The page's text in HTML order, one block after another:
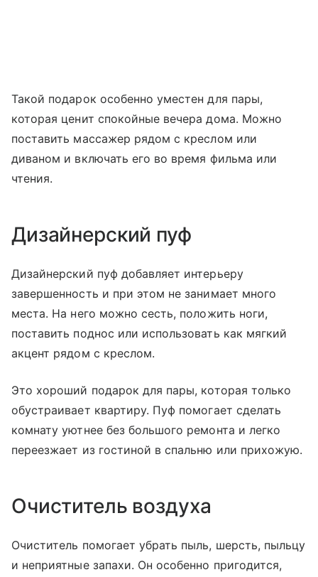
Такой подарок особенно уместен для пары,
которая ценит спокойные вечера дома. Можно
поставить массажер рядом с креслом или
диваном и включать его во время фильма или
чтения.
Дизайнерский пуф
Дизайнерский пуф добавляет интерьеру
завершенность и при этом не занимает много
места. На него можно сесть, положить ноги,
поставить поднос или использовать как мягкий
акцент рядом с креслом.
Это хороший подарок для пары, которая только
обустраивает квартиру. Пуф помогает сделать
комнату уютнее без большого ремонта и легко
переезжает из гостиной в спальню или прихожую.
Очиститель воздуха
Очиститель помогает убрать пыль, шерсть, пыльцу
и неприятные запахи. Он особенно пригодится,